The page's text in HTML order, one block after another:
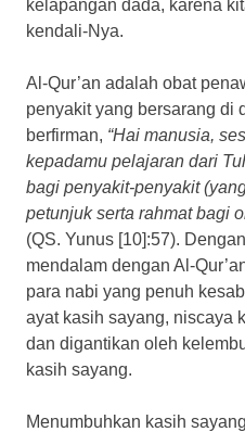
kelapangan dada, karena
kendali-Nya.
Al-Qur’an adalah obat
penyakit yang bersarang di
berfirman, “Hai manusia,
kepadamu pelajaran dari
bagi penyakit-penyakit
petunjuk serta rahmat bagi
(QS. Yunus [10]:57).
mendalam dengan Al-
para nabi yang penuh
ayat kasih sayang, niscaya
dan digantikan oleh
kasih sayang.
Menumbuhkan kasih